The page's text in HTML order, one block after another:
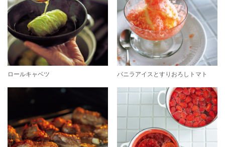
ロールキャベツ バニラアイスとすりおろしトマト